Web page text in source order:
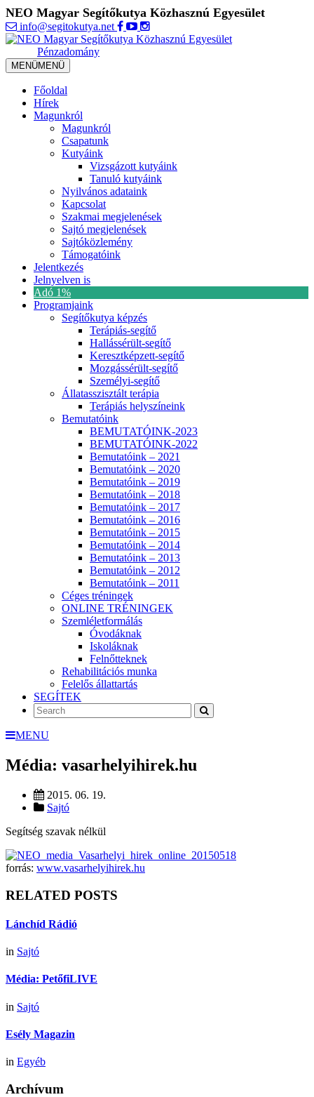
NEO Magyar Segítőkutya Közhasznú Egyesület
info@segitokutya.net
Pénzadomány
MENÜMENÜ
Főoldal
Hírek
Magunkról
Magunkról
Csapatunk
Kutyáink
Vizsgázott kutyáink
Tanuló kutyáink
Nyilvános adataink
Kapcsolat
Szakmai megjelenések
Sajtó megjelenések
Sajtóközlemény
Támogatóink
Jelentkezés
Jelnyelven is
Adó 1%
Programjaink
Segítőkutya képzés
Terápiás-segítő
Hallássérült-segítő
Keresztképzett-segítő
Mozgássérült-segítő
Személyi-segítő
Állatasszisztált terápia
Terápiás helyszíneink
Bemutatóink
BEMUTATÓINK-2023
BEMUTATÓINK-2022
Bemutatóink – 2021
Bemutatóink – 2020
Bemutatóink – 2019
Bemutatóink – 2018
Bemutatóink – 2017
Bemutatóink – 2016
Bemutatóink – 2015
Bemutatóink – 2014
Bemutatóink – 2013
Bemutatóink – 2012
Bemutatóink – 2011
Céges tréningek
ONLINE TRÉNINGEK
Szemléletformálás
Óvodáknak
Iskoláknak
Felnőtteknek
Rehabilitációs munka
Felelős állattartás
SEGÍTEK
MENU
Média: vasarhelyihirek.hu
2015. 06. 19.
Sajtó
Segítség szavak nélkül
forrás: www.vasarhelyihirek.hu
RELATED POSTS
Lánchíd Rádió
in Sajtó
Média: PetőfiLIVE
in Sajtó
Esély Magazin
in Egyéb
Archívum